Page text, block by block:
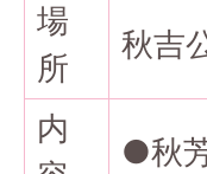
場
所
秋吉
内
●秋